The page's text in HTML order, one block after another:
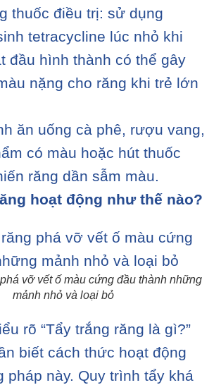
thuốc điều trị: sử dụng
tetracycline lúc nhỏ khi
đầu hình thành có thể gây
nặng cho răng khi trẻ lớn
ăn uống cà phê, rượu vang,
có màu hoặc hút thuốc
răng dần sẫm màu.
hoạt động như thế nào?
vỡ vết ố màu cứng đầu thành những
mảnh nhỏ và loại bỏ
rõ “Tẩy trắng răng là gì?”
biết cách thức hoạt động
pháp này. Quy trình tẩy khá